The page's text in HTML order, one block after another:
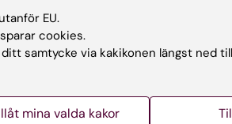
936.e4
and virus-specific T cell immunity
E; Westergren V; Filen F;
Ljunggren H-G; Price DA; Ekstrom
EU.
cookies.
samtycke via kakikonen längst ned
mina valda kakor